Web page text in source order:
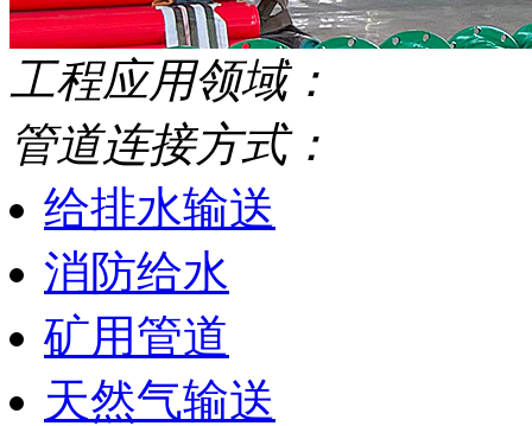
工程应用领域：
管道连接方式：
给排水输送
消防给水
矿用管道
天然气输送